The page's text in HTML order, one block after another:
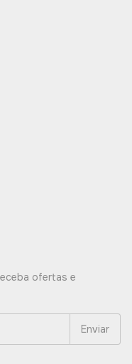
ofertas e